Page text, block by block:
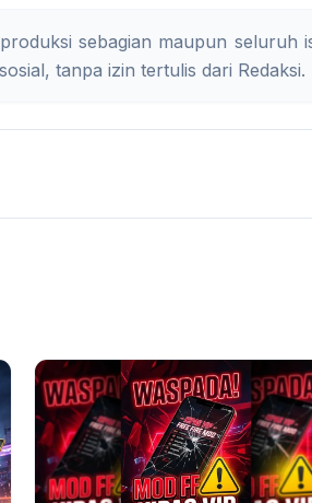
sebagian maupun seluruh
tanpa izin tertulis dari Redaksi.